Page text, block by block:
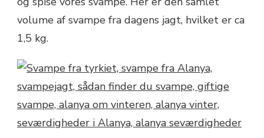
volume af svampe fra dagens jagt, hvilket er ca
1,5 kg.